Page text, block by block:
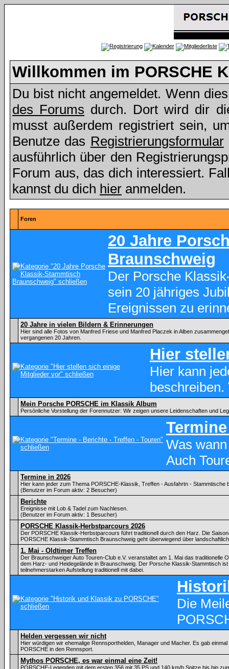
Willkommen im PORSCHE
Du bist nicht angemeldet. Wenn
des Forums durch. Dort wird dir
musst außerdem registriert sein,
Benutze das Registrierungsformular
ausführlich über den
Forum aus, das dich interessiert.
kannst du dich hier anmelden.
Foren
20 Jahre
Braunschweig
Der Porsche
sein 20 jähriges
Ereignissen zu
20 Jahre in vielen Bildern & Erinnerungen
Hier sind alle Fotos von Manfred Friese und Manfred Placzek in Alben
vergangenen 20 Jahren.
Hier
Hier kann
Mein Porsche PORSCHE im Klassik Album
Persönliche Vorstellung der Forennutzer: Wir zeigen unsere Leidenschaften und
Was
Auch
Termine in 2026
Hier kann jeder zum Thema PORSCHE-Klassik, Treffen - Ausfahrtn - Stammtische
(Benutzer im Forum aktiv: 2 Besucher)
Berichte
Ereignisse mit Lob & Tadel zum Nachlesen.
(Benutzer im Forum aktiv: 1 Besucher)
PORSCHE Klassik-Herbstparcours 2026
Der PORSCHE Klassik-Herbstparcours führt traditionell durch den Harz. Die
PORSCHE Klassik-Stammtisch Braunschweig geht überwiegend über
1. Mai - Oldtimer Treffen
Der Braunschweiger Auto Touren-Club e.V. veranstaltet am 1. Mai das traditionelle
dem Harz- und Heidegelände in Braunschweig. Der Porsche Klassik-Stammtisch ist
teilnehmerstarken Aufstellung traditionell mit dabei.
Die
Helden vergessen wir nicht
Hier würdigen wir ehemalige Rennsporthelden, Manager und Macher. Es gab
PORSCHE in den Rennsport.
Mythos PORSCHE, es war einmal eine Zeit!
PORSCHE-Legenden mit dem ersten 356 mit 35 PS und 140 km/h Spitze bis hin